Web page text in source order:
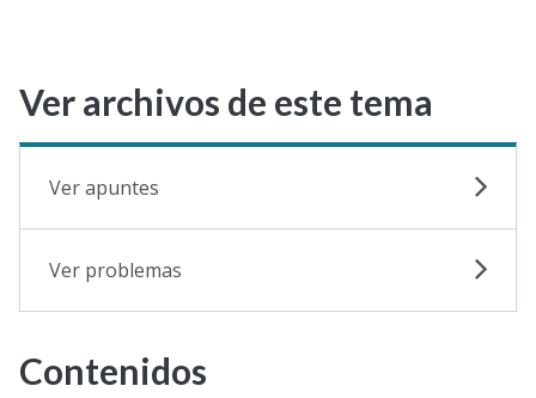
Ver archivos de este tema
Ver apuntes
Ver problemas
Contenidos